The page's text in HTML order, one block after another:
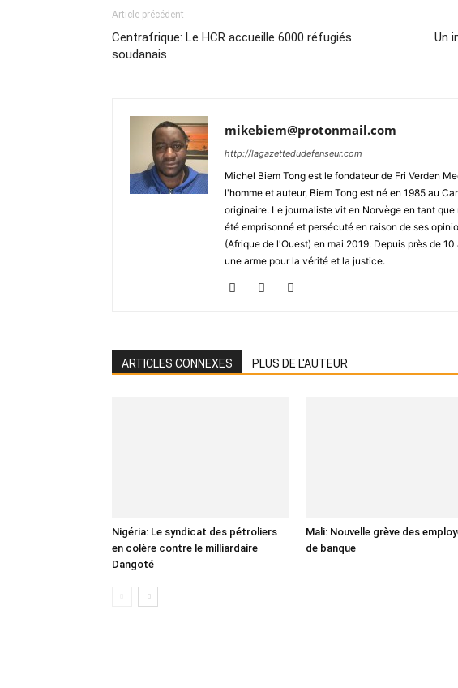
Article précédent
Centrafrique: Le HCR accueille 6000 réfugiés
soudanais
Un
mikebiem@protonmail.com
http://lagazettedudefenseur.com
Michel Biem Tong est le fondateur de Fri Verden
l'homme et auteur, Biem Tong est né en 1985 au
originaire. Le journaliste vit en Norvège en tant
été emprisonné et persécuté en raison de ses
(Afrique de l'Ouest) en mai 2019. Depuis près de
une arme pour la vérité et la justice.
ARTICLES CONNEXES PLUS DE L'AUTEUR
Nigéria: Le syndicat des pétroliers
en colère contre le milliardaire
Dangoté
Mali: Nouvelle grève des
de banque